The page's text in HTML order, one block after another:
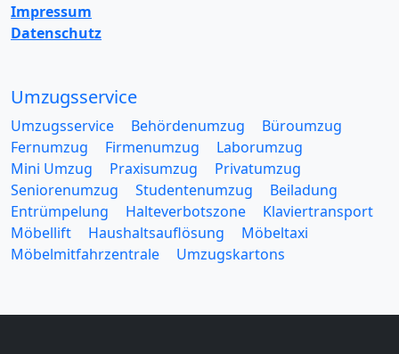
Impressum
Datenschutz
Umzugsservice
Umzugsservice Behördenumzug
Büroumzug
Fernumzug
Firmenumzug
Laborumzug
Mini Umzug
Praxisumzug
Privatumzug
Seniorenumzug
Studentenumzug
Beiladung
Entrümpelung
Halteverbotszone
Klaviertransport
Möbellift
Haushaltsauflösung
Möbeltaxi
Möbelmitfahrzentrale
Umzugskartons